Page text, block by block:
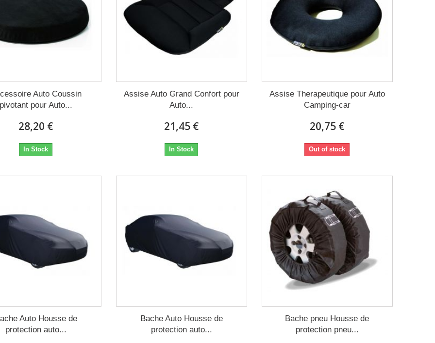
Auto Coussin
pour Auto...
28,20 €
In Stock
Assise Auto Grand Confort pour
Auto...
21,45 €
In Stock
Assise Therapeutique pour Auto
Camping-car
20,75 €
Out of stock
Auto Housse de
protection auto...
Bache Auto Housse de
protection auto...
Bache pneu Housse de
protection pneu...